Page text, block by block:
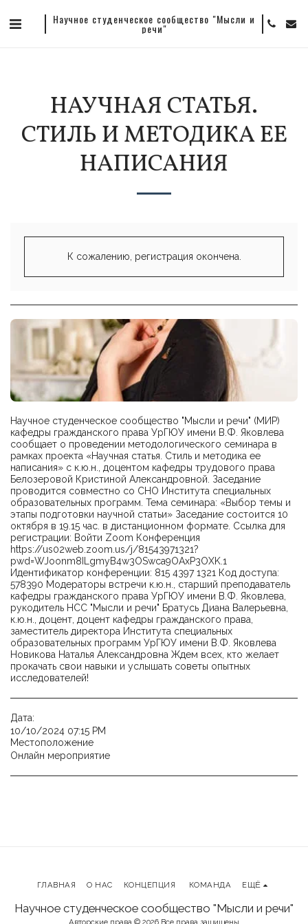
Научное студенческое сообщество "Мысли и
речи"
НАУЧНАЯ СТАТЬЯ.
СТИЛЬ И МЕТОДИКА ЕЕ
НАПИСАНИЯ
К сожалению, регистрация окончена.
Научное студенческое сообщество "Мысли и речи" (МИР)
кафедры гражданского права УрГЮУ имени В.Ф. Яковлева
сообщает о проведении методологического семинара в
рамках проекта «Научная статья. Стиль и методика ее
написания» с к.ю.н., доцентом кафедры трудового права
Белозеровой Кристиной Александровной. Заседание
проводится совместно со СНО Института специальных
образовательных программ. Тема семинара: «Выбор темы и
этапы подготовки научной статьи» Заседание состоится 10
октября в 19.15 час. в дистанционном формате. Ссылка для
регистрации: Войти Zoom Конференция
https://us02web.zoom.us/j/81543971321?
pwd=WJoonm8ILgmyB4w3OSwca9OAxP3OXK.1
Идентификатор конференции: 815 4397 1321 Код доступа:
578390 Модераторы встречи к.ю.н., старший преподаватель
кафедры гражданского права УрГЮУ имени В.Ф. Яковлева,
рукодитель НСС "Мысли и речи" Братусь Диана Валерьевна,
к.ю.н., доцент, доцент кафедры гражданского права,
заместитель директора Института специальных
образовательных программ УрГЮУ имени В.Ф. Яковлева
Новикова Наталья Александровна Ждем всех, кто желает
прокачать свои навыки и услышать советы опытных
исследователей!
Дата:
10/10/2024 07:15 PM
Местоположение
Онлайн мероприятие
Научное студенческое сообщество "Мысли и речи"
ГЛАВНАЯ О НАС КОНЦЕПЦИЯ КОМАНДА ЕЩЁ